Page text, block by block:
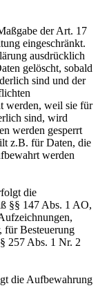
der Art. 17
eingeschränkt.
ausdrücklich
gelöscht, sobald
sind und der
werden, weil sie für
sind, wird
werden gesperrt
z.B. für Daten, die
werden
die
§§ 147 Abs. 1 AO,
für Besteuerung
257 Abs. 1 Nr. 2
die Aufbewahrung